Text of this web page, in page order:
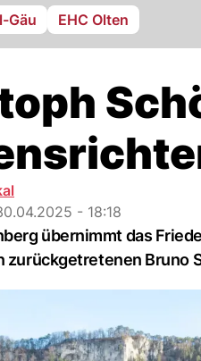
Gäu EHC Olten
- 18:18
übernimmt das
zurückgetretenen Bruno